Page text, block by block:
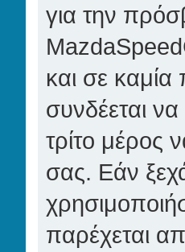
για την
και σε
συνδέεται
τρίτο μέρος
σας. Εάν
παρέχεται